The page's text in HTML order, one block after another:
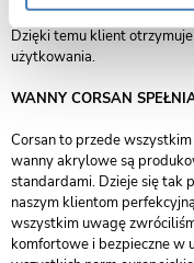
Dodatkowo przed
Dzięki temu klient
użytkowania.
WANNY CORSAN
Corsan to przede
wanny akrylowe są
standardami. Dzieje się tak
naszym klientom
wszystkim uwagę
komfortowe i bezpieczne w